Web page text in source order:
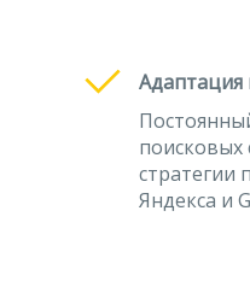
поисковых
стратегии
Яндекса и